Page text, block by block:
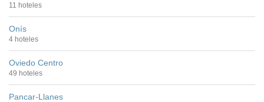
11 hoteles
Onís
4 hoteles
Oviedo Centro
49 hoteles
Pancar-Llanes